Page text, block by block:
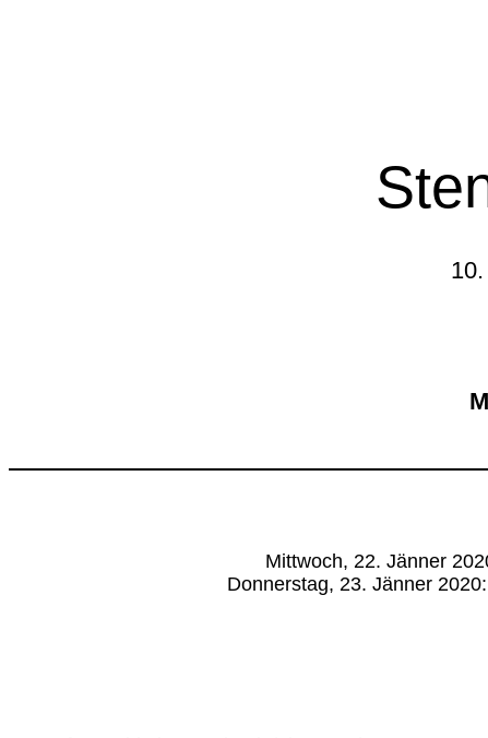
Mittwoch, 22. Jänner 2020:
Donnerstag, 23. Jänner 2020: